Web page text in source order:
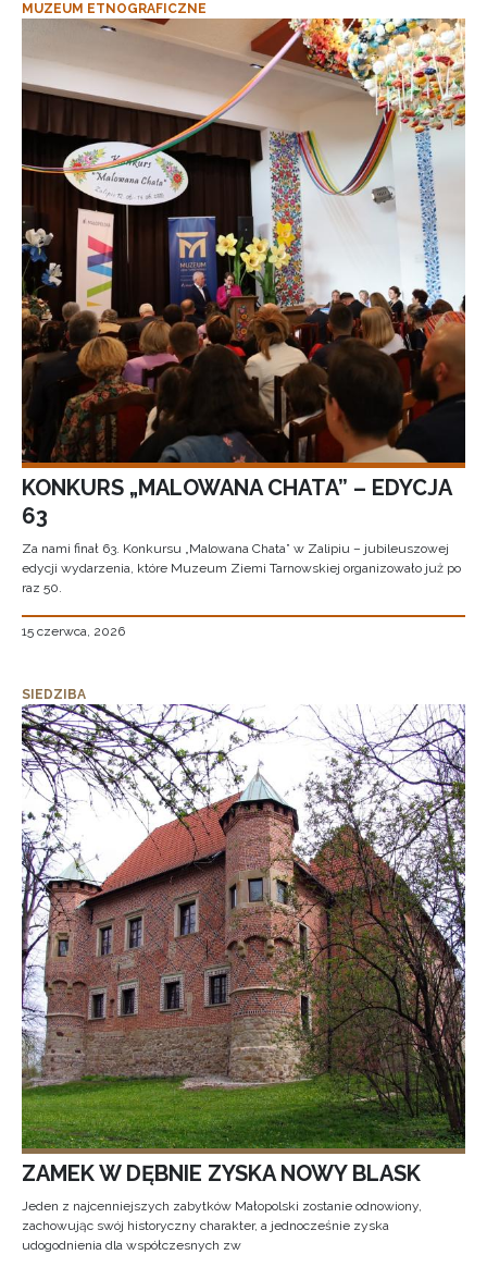
MUZEUM ETNOGRAFICZNE
KONKURS „MALOWANA CHATA” – EDYCJA
63
Za nami finał 63. Konkursu „Malowana Chata” w Zalipiu – jubileuszowej
edycji wydarzenia, które Muzeum Ziemi Tarnowskiej organizowało już po
raz 50.
15 czerwca, 2026
SIEDZIBA
ZAMEK W DĘBNIE ZYSKA NOWY BLASK
Jeden z najcenniejszych zabytków Małopolski zostanie odnowiony,
zachowując swój historyczny charakter, a jednocześnie zyska
udogodnienia dla współczesnych zw